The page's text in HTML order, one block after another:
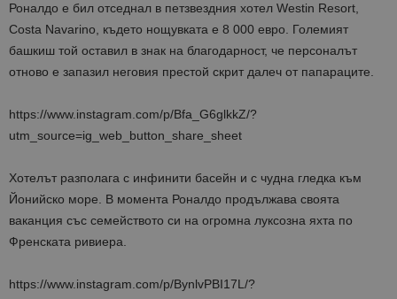
Роналдо е бил отседнал в петзвездния хотел Westin Resort,
Costa Navarino, където нощувката е 8 000 евро. Големият
башкиш той оставил в знак на благодарност, че персоналът
отново е запазил неговия престой скрит далеч от папараците.
https://www.instagram.com/p/Bfa_G6glkkZ/?
utm_source=ig_web_button_share_sheet
Хотелът разполага с инфинити басейн и с чудна гледка към
Йонийско море. В момента Роналдо продължава своята
ваканция със семейството си на огромна луксозна яхта по
Френската ривиера.
https://www.instagram.com/p/BynlvPBI17L/?